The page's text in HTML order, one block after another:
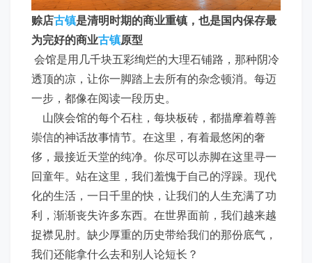
赊店古镇是清明时期的商业重镇，也是国内保存最
为完好的商业古镇原型
会馆是用几千块五彩绚烂的大理石铺路，那种阴冷
透顶的凉，让你一脚踏上去所有的杂念顿消。每迈
一步，都像在阅读一段历史。
山陕会馆的每个石柱，每块板砖，都描摩着尊善
崇信的神话故事情节。在这里，有着最悠闲的奢
侈，最接近天堂的纯净。你尽可以赤脚在这里寻一
回童年。站在这里，我们羞愧于自己的浮躁。现代
化的生活，一日千里的快，让我们的人生充满了功
利，渐渐丧失许多东西。在世界面前，我们越来越
捉襟见肘。缺少厚重的历史带给我们的那份底气，
我们还能拿什么去和别人论短长？